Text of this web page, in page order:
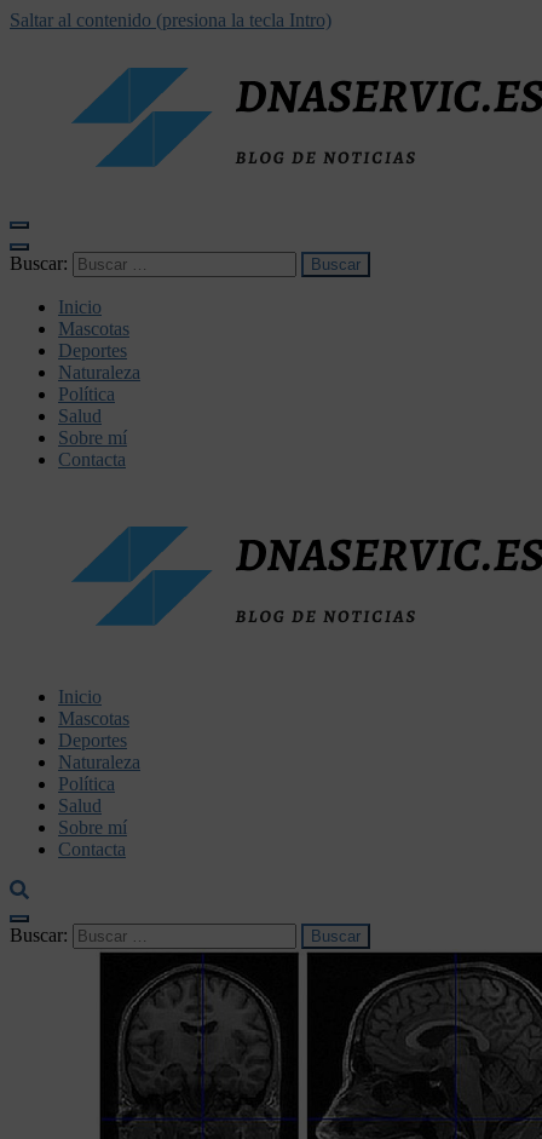
Saltar al contenido (presiona la tecla Intro)
Buscar:
Inicio
Mascotas
Deportes
Naturaleza
Política
Salud
Sobre mí
Contacta
dnaservic.es
Inicio
Mascotas
Deportes
Naturaleza
Política
Salud
Sobre mí
Contacta
Buscar: